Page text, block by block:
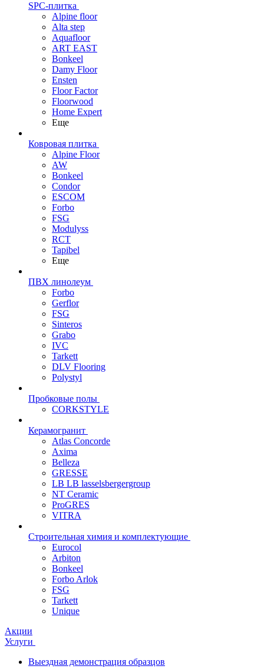
SPC-плитка
Alpine floor
Alta step
Aquafloor
ART EAST
Bonkeel
Damy Floor
Ensten
Floor Factor
Floorwood
Home Expert
Еще
Ковровая плитка
Alpine Floor
AW
Bonkeel
Condor
ESCOM
Forbo
FSG
Modulyss
RCT
Tapibel
Еще
ПВХ линолеум
Forbo
Gerflor
FSG
Sinteros
Grabo
IVC
Tarkett
DLV Flooring
Polystyl
Пробковые полы
CORKSTYLE
Керамогранит
Atlas Concorde
Axima
Belleza
GRESSE
LB LB lasselsbergergroup
NT Ceramic
ProGRES
VITRA
Строительная химия и комплектующие
Eurocol
Arbiton
Bonkeel
Forbo Arlok
FSG
Tarkett
Unique
Акции
Услуги
Выездная демонстрация образцов